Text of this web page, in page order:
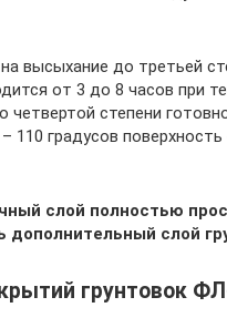
высыхание до третьей
от 3 до 8 часов при
четвертой степени
110 градусов
слой полностью
дополнительный слой
грунтовок